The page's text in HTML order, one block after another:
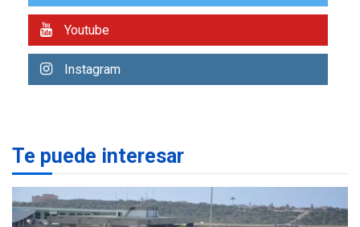
3
ONGs piden a CIDH
diálogo en Venezuela
POLÍTICA
TITULARES
Hiroshima 81 años de la
debacle atómica. Japón
Youtube
Instagram
Te puede interesar